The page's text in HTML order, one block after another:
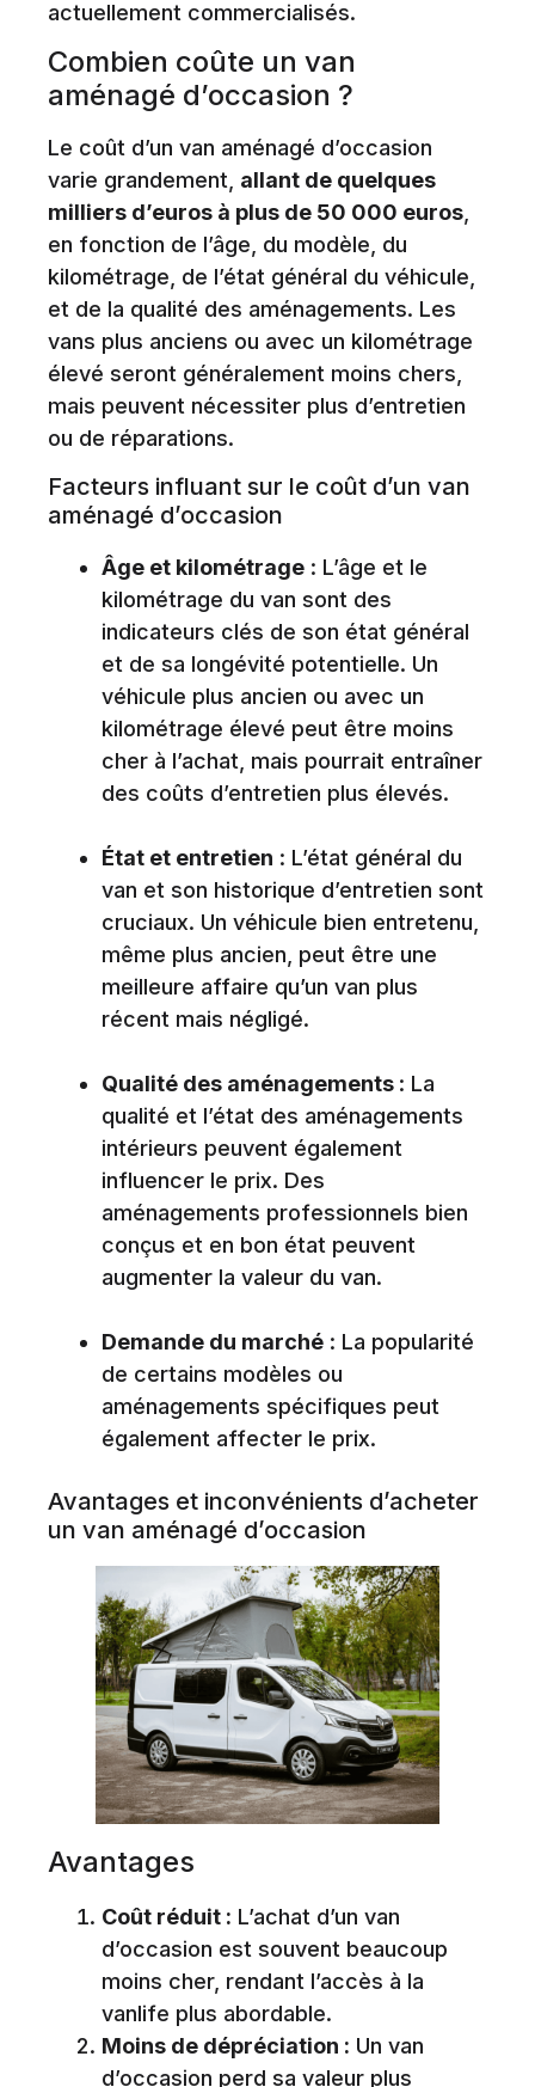
actuellement commercialisés.
Combien coûte un van
aménagé d’occasion ?
Le coût d’un van aménagé d’occasion
varie grandement, allant de quelques
milliers d’euros à plus de 50 000 euros
en fonction de l’âge, du modèle, du
kilométrage, de l’état général du véhicule,
et de la qualité des aménagements. Les
vans plus anciens ou avec un kilométrage
élevé seront généralement moins chers,
mais peuvent nécessiter plus d’entretien
ou de réparations.
Facteurs influant sur le coût d’un van
aménagé d’occasion
Âge et kilométrage : L’âge et le
kilométrage du van sont des
indicateurs clés de son état général
et de sa longévité potentielle. Un
véhicule plus ancien ou avec un
kilométrage élevé peut être moins
cher à l’achat, mais pourrait entraîner
des coûts d’entretien plus élevés.
État et entretien : L’état général du
van et son historique d’entretien sont
cruciaux. Un véhicule bien entretenu,
même plus ancien, peut être une
meilleure affaire qu’un van plus
récent mais négligé.
Qualité des aménagements : La
qualité et l’état des aménagements
intérieurs peuvent également
influencer le prix. Des
aménagements professionnels bien
conçus et en bon état peuvent
augmenter la valeur du van.
Demande du marché : La popularité
de certains modèles ou
aménagements spécifiques peut
également affecter le prix.
Avantages et inconvénients d’acheter
un van aménagé d’occasion
Avantages
Coût réduit : L’achat d’un van
d’occasion est souvent beaucoup
moins cher, rendant l’accès à la
vanlife plus abordable.
Moins de dépréciation : Un van
d’occasion perd sa valeur plus